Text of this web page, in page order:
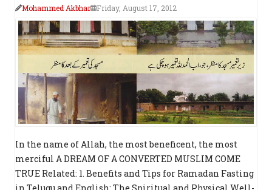
Mohammed Akbhar Friday, August 17, 2012
In the name of Allah, the most beneficent, the most
merciful A DREAM OF A CONVERTED MUSLIM COME
TRUE Related: 1. Benefits and Tips for Ramadan Fasting